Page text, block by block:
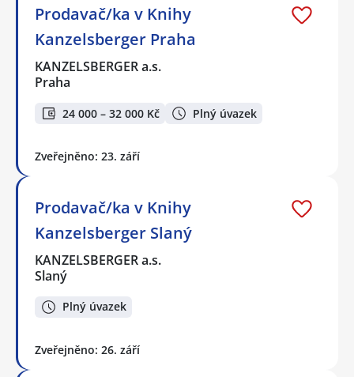
Prodavač/ka v Knihy
Kanzelsberger Praha
KANZELSBERGER a.s.
Praha
24 000 – 32 000 Kč Plný úvazek
Zveřejněno: 23. září
Prodavač/ka v Knihy
Kanzelsberger Slaný
KANZELSBERGER a.s.
Slaný
Plný úvazek
Zveřejněno: 26. září